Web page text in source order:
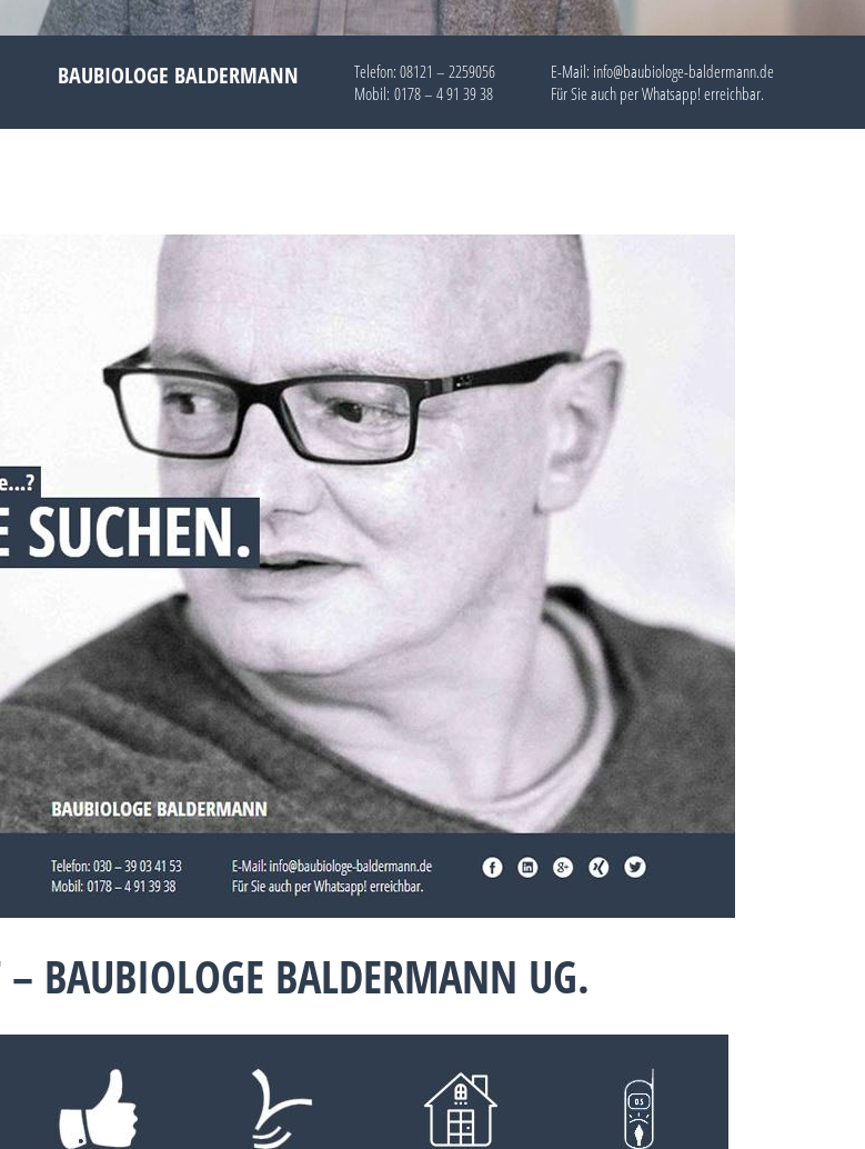
BAUBIOLOGE BALDERMANN Telefon: 08121 – 2259056
Mobil: 0178 – 4 91 39 38
E-Mail: info@baubiologe-baldermann.de
Für Sie auch perWhatsapp!erreichbar.
BAUBIOLOGE BALDERMANN UG.